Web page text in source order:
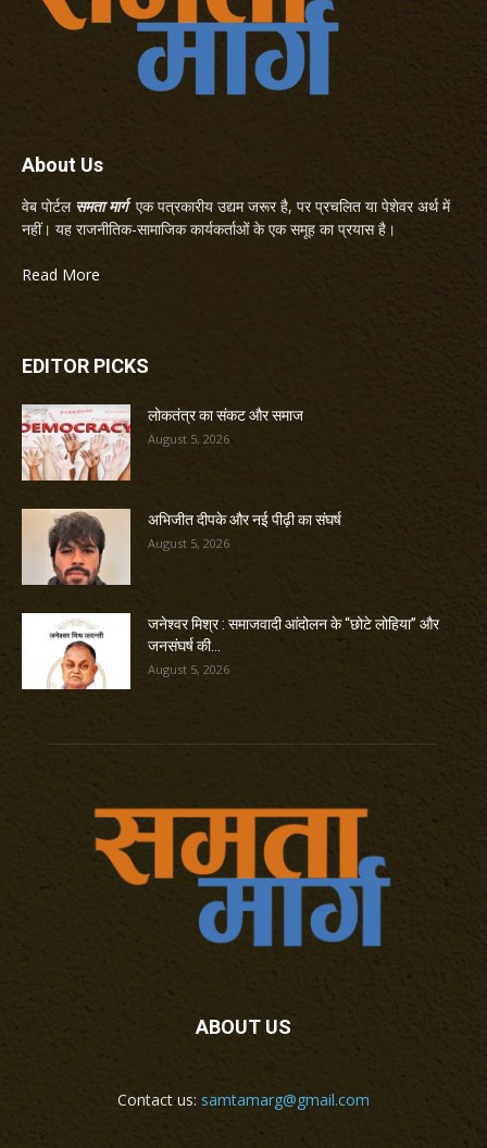
About Us
वेब पोर्टल समता मार्गएक पत्रकारीय उद्यम जरूर है, पर प्रचलित या पेशेवर अर्थ में
नहीं। यह राजनीतिक-सामाजिक कार्यकर्ताओं के एक समूह का प्रयास है।
Read More
EDITOR PICKS
लोकतंत्र का संकट और समाज
August 5, 2026
अभिजीत दीपके और नई पीढ़ी का संघर्ष
August 5, 2026
जनेश्वर मिश्र : समाजवादी आंदोलन के “छोटे लोहिया” और
जनसंघर्ष की...
August 5, 2026
ABOUT US
Contact us: samtamarg@gmail.com